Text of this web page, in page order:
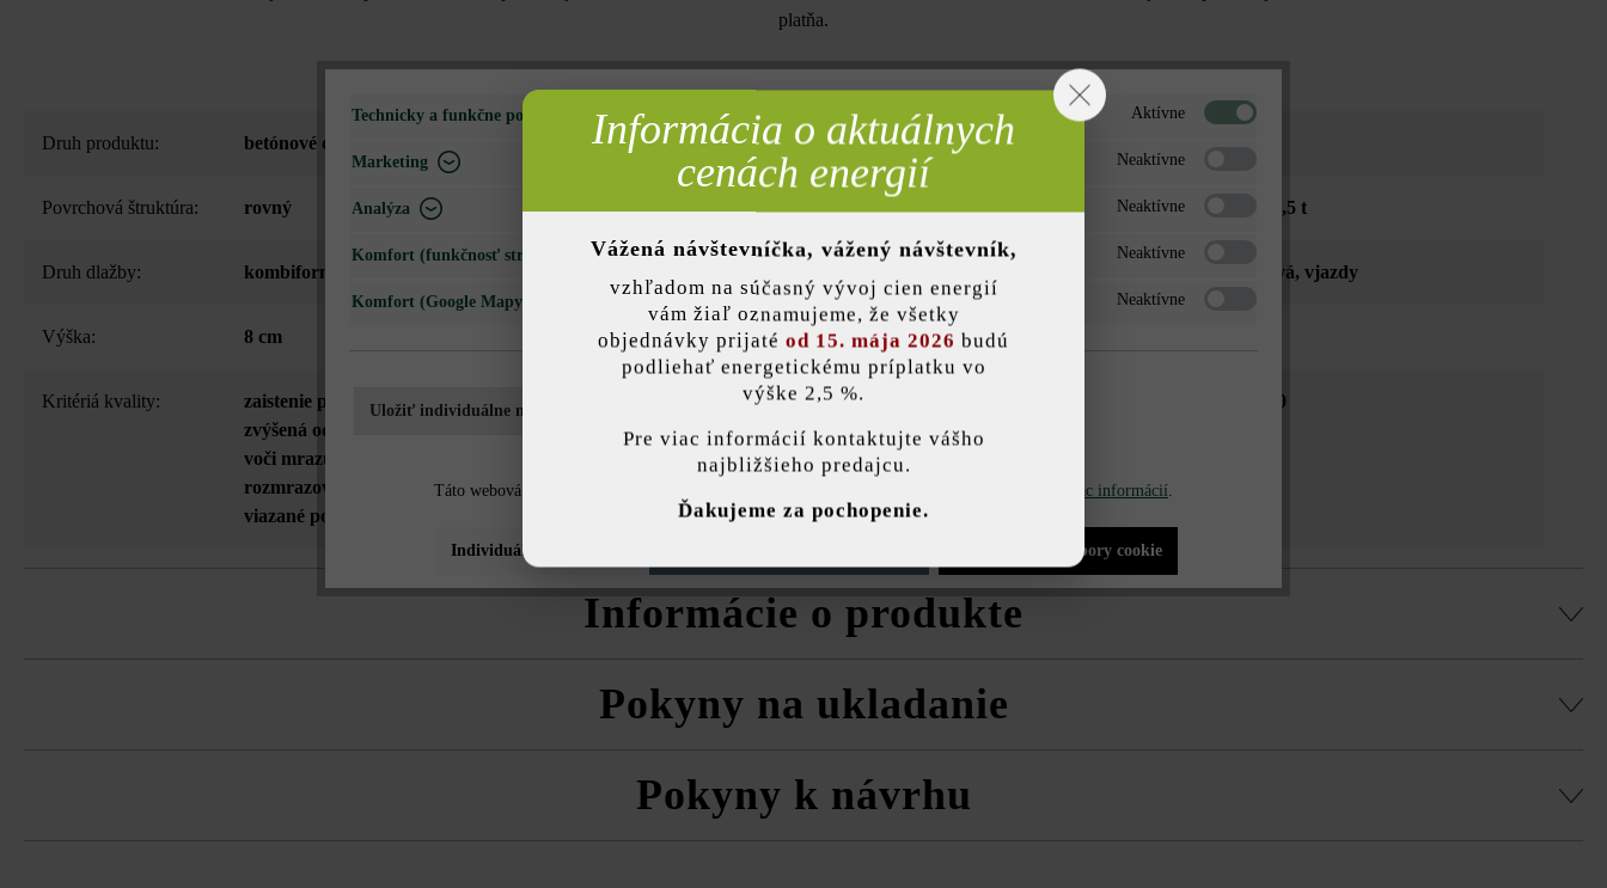
platňa.
Druh produktu: betónové dlažby Farba:
Povrchová štruktúra: rovný Zaťažiteľnosť: pojazdná osobnými autami do 3,5 t
Druh dlažby: kombiformát , verejné priestranstvá, vjazdy
Výška: 8 cm Hrana:
Kritériá kvality: zaistenie proti posunutiu (VG4)
zvýšená odolnosť voči oderu
, v celej hrúbke odolný
voči mrazu a posypovej soli - možno použiť iba
rozmrazovacie prostriedky vhodné na cementom
viazané povrchy
Ochrana povrchu: impregnované Duoprotect DP30
Informácie o produkte
30 cm, 2 ks 45 cm a 2 ks tvárnic s dĺžkou 60 cm.
Dodržujte prosím pokyny na inštaláciu a technické listy produktov v rámci sekcie Stavebné tipy/služby.
Pokyny na ukladanie
Pokyny k návrhu
Technicky a funkčne potrebné Aktívne
Marketing Neaktívne
Analýza Neaktívne
Komfort (funkčnosť stránky) Neaktívne
Komfort (Google Mapy) Neaktívne
Uložiť individuálne nastavenie
Táto webová stránka používa súbory cookie, aby vám ponúkla najlepšiu možnú funkčnosť... Viac informácií.
Individuálne nastavenia Povoliť všetky súbory cookie
Informácia o aktuálnych
cenách energií
Vážená návštevníčka, vážený návštevník,
vzhľadom na súčasný vývoj cien energií
vám žiaľ oznamujeme, že všetky
objednávky prijaté od 15. mája 2026 budú
podliehať energetickému príplatku vo
výške 2,5 %.
Pre viac informácií kontaktujte vášho
najbližšieho predajcu.
Ďakujeme za pochopenie.